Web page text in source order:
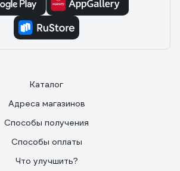
Каталог
Адреса магазинов
Способы получения
Способы оплаты
Что улучшить?